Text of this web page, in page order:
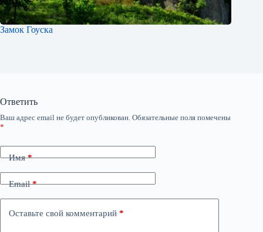
Замок Гоуска
Ответить
Ваш адрес email не будет опубликован. Обязательные поля помечены
*
Имя*
Email*
Оставьте свой комментарий *